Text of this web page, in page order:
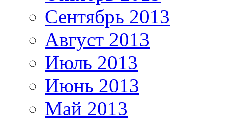
Сентябрь 2013
Август 2013
Июль 2013
Июнь 2013
Май 2013